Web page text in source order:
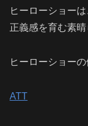
ヒーローショー
正義感を育む素晴
ヒーローショー
ATT